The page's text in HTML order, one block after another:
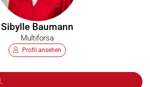
Sibylle Baumann
Multiforsa
Profil ansehen